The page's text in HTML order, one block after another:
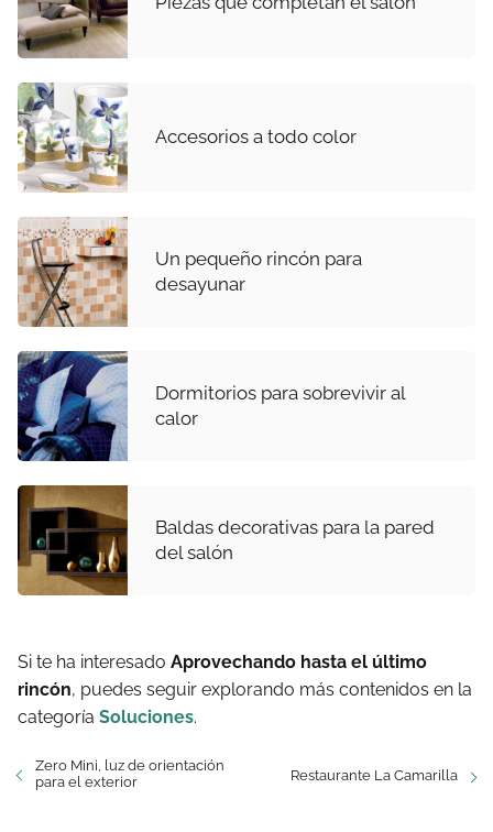
Accesorios a todo color
Un pequeño rincón para
desayunar
Dormitorios para sobrevivir al
calor
Baldas decorativas para la pared
del salón
Si te ha interesado Aprovechando hasta el último
rincón, puedes seguir explorando más contenidos en la
categoría Soluciones.
Zero Mini, luz de orientación
para el exterior
Restaurante La Camarilla